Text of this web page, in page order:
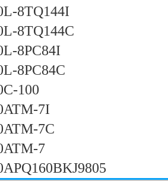
8TQ144I
8TQ144C
8PC84I
8PC84C
100
7I
7C
7